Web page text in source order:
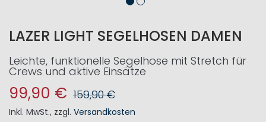
LAZER LIGHT SEGELHOSEN DAMEN
Leichte, funktionelle Segelhose mit Stretch für
Crews und aktive Einsätze
99,90 € 159,90 €
Inkl. MwSt., zzgl. Versandkosten